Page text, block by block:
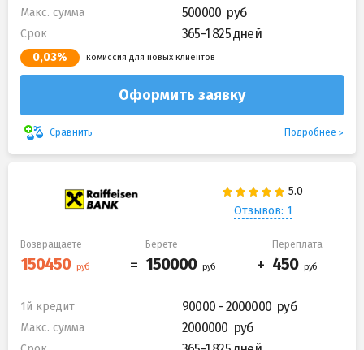
Макс. сумма 500000
Срок 365-1 825 дней
0,03% комиссия для новых клиентов
Оформить заявку
Сравнить Подробнее
Отзывов: 1
Возвращаете Берете Переплата
1й кредит 90000 - 2000000
Макс. сумма 2000000